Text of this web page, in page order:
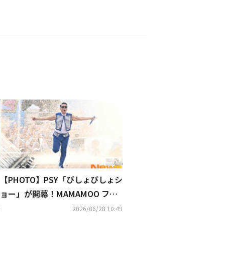
【PHOTO】PSY「びしょびしょシ
ョー」が開幕！MAMAMOO ファ
サ＆ソン・シギョンも登場2026/06/28 10:49